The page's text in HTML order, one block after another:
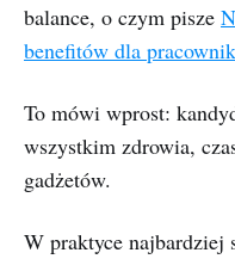
balance, o czym pisze
benefitów dla
To mówi wprost:
wszystkim zdrowia,
gadżetów.
W praktyce najbardziej